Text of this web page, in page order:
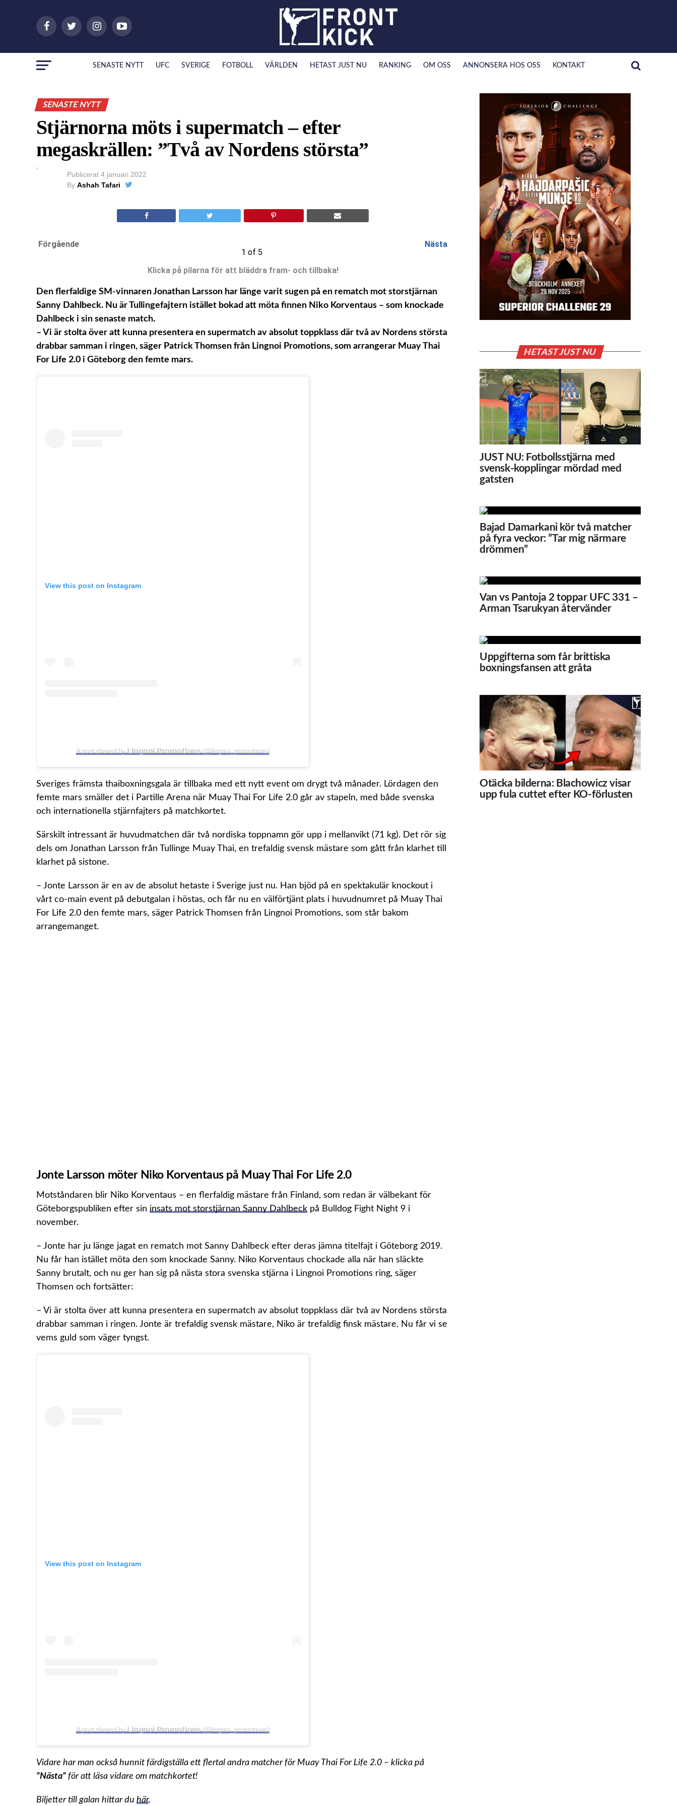
SENASTE NYTT UFC SVERIGE FOTBOLL VÄRLDEN HETAST JUST NU RANKING OM OSS ANNONSERA HOS OSS KONTAKT
SENASTE NYTT
Stjärnorna möts i supermatch – efter
megaskrällen: ”Två av Nordens största”
Publicerat 4 januari 2022
By Ashah Tafari
Förgående
1 of 5
Nästa
Klicka på pilarna för att bläddra fram- och tillbaka!
Den flerfaldige SM-vinnaren Jonathan Larsson har länge varit sugen på en rematch mot storstjärnan
Sanny Dahlbeck. Nu är Tullingefajtern istället bokad att möta finnen Niko Korventaus – som knockade
Dahlbeck i sin senaste match.
– Vi är stolta över att kunna presentera en supermatch av absolut toppklass där två av Nordens största
drabbar samman i ringen, säger Patrick Thomsen från Lingnoi Promotions, som arrangerar Muay Thai
For Life 2.0 i Göteborg den femte mars.
View this post on Instagram
A post shared by 𝗟𝗶𝗻𝗴𝗻𝗼𝗶 𝗣𝗿𝗼𝗺𝗼𝘁𝗶𝗼𝗻𝘀 (@lingnoi_promotions)
Sveriges främsta thaiboxningsgala är tillbaka med ett nytt event om drygt två månader. Lördagen den
femte mars smäller det i Partille Arena när Muay Thai For Life 2.0 går av stapeln, med både svenska
och internationella stjärnfajters på matchkortet.
Särskilt intressant är huvudmatchen där två nordiska toppnamn gör upp i mellanvikt (71 kg). Det rör sig
dels om Jonathan Larsson från Tullinge Muay Thai, en trefaldig svensk mästare som gått från klarhet till
klarhet på sistone.
– Jonte Larsson är en av de absolut hetaste i Sverige just nu. Han bjöd på en spektakulär knockout i
vårt co-main event på debutgalan i höstas, och får nu en välförtjänt plats i huvudnumret på Muay Thai
For Life 2.0 den femte mars, säger Patrick Thomsen från Lingnoi Promotions, som står bakom
arrangemanget.
Jonte Larsson möter Niko Korventaus på Muay Thai For Life 2.0
Motståndaren blir Niko Korventaus – en flerfaldig mästare från Finland, som redan är välbekant för
Göteborgspubliken efter sin insats mot storstjärnan Sanny Dahlbeck på Bulldog Fight Night 9 i
november.
– Jonte har ju länge jagat en rematch mot Sanny Dahlbeck efter deras jämna titelfajt i Göteborg 2019.
Nu får han istället möta den som knockade Sanny. Niko Korventaus chockade alla när han släckte
Sanny brutalt, och nu ger han sig på nästa stora svenska stjärna i Lingnoi Promotions ring, säger
Thomsen och fortsätter:
– Vi är stolta över att kunna presentera en supermatch av absolut toppklass där två av Nordens största
drabbar samman i ringen. Jonte är trefaldig svensk mästare, Niko är trefaldig finsk mästare. Nu får vi se
vems guld som väger tyngst.
View this post on Instagram
A post shared by 𝗟𝗶𝗻𝗴𝗻𝗼𝗶 𝗣𝗿𝗼𝗺𝗼𝘁𝗶𝗼𝗻𝘀 (@lingnoi_promotions)
Vidare har man också hunnit färdigställa ett flertal andra matcher för Muay Thai For Life 2.0 – klicka på
”Nästa” för att läsa vidare om matchkortet!
Biljetter till galan hittar du här.
HETAST JUST NU
JUST NU: Fotbollsstjärna med
svensk-kopplingar mördad med
gatsten
Bajad Damarkani kör två matcher
på fyra veckor: ”Tar mig närmare
drömmen”
Van vs Pantoja 2 toppar UFC 331 –
Arman Tsarukyan återvänder
Uppgifterna som får brittiska
boxningsfansen att gråta
Otäcka bilderna: Blachowicz visar
upp fula cuttet efter KO-förlusten